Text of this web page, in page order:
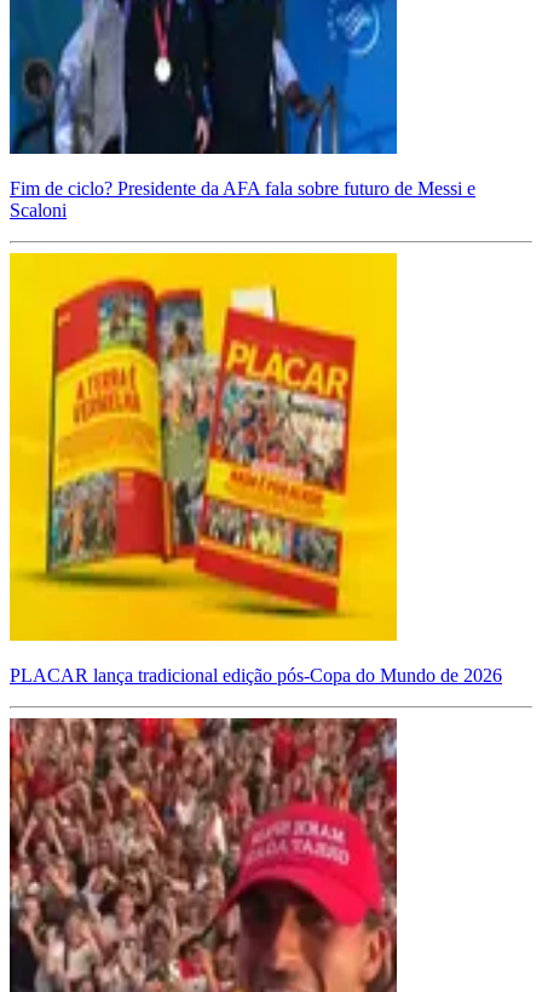
Fim de ciclo? Presidente da AFA fala sobre futuro de Messi e
Scaloni
PLACAR lança tradicional edição pós-Copa do Mundo de 2026